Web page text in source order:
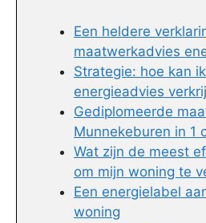
Een heldere
maatwerkadvies
Strategie: hoe kan
energieadvies
Gediplomeerde
Munnekeburen in 1
Wat zijn de meest
om mijn woning te
Een energielabel
woning